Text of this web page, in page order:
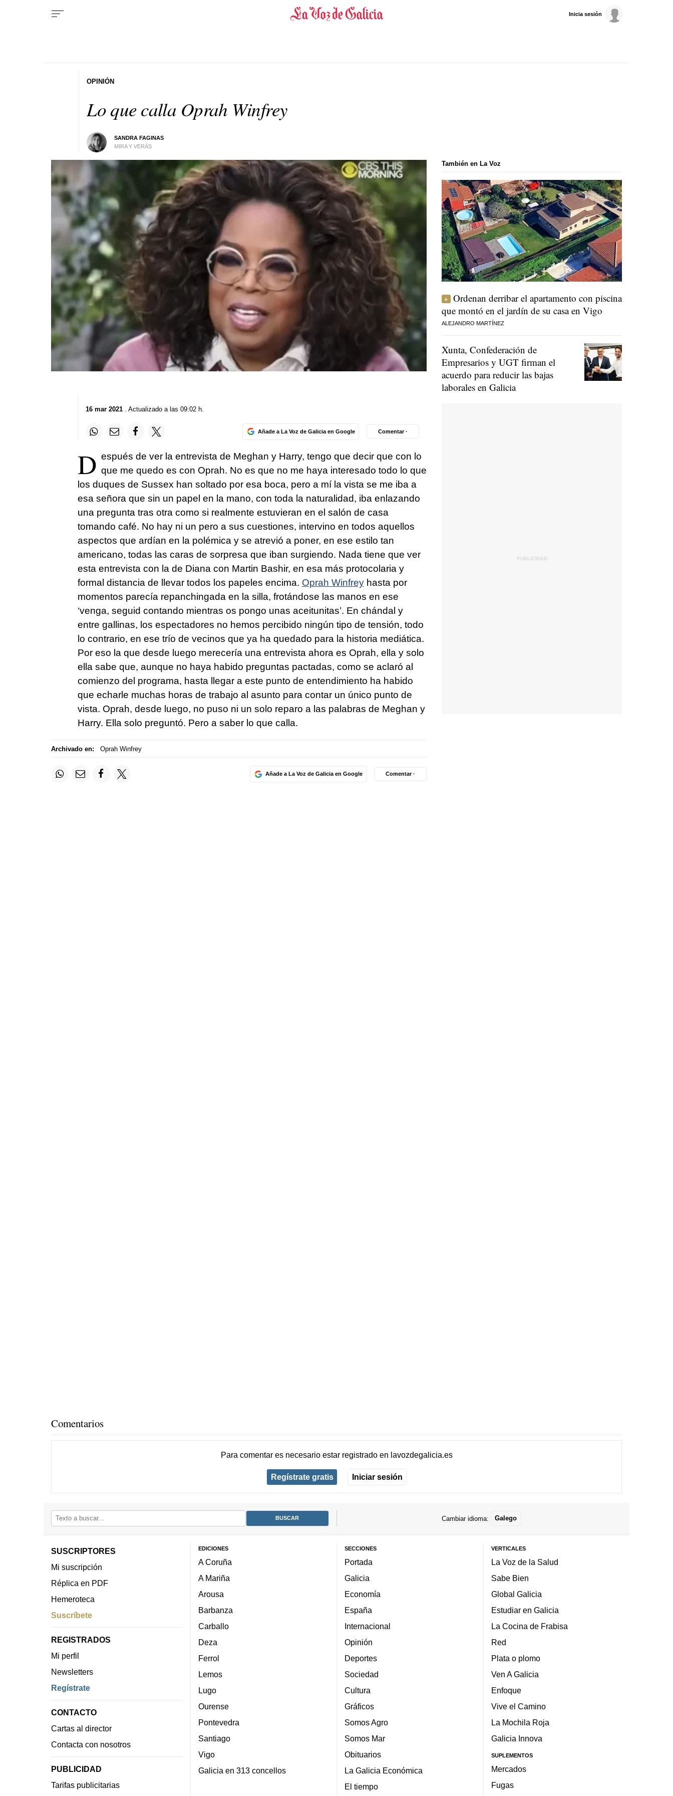
Inicia sesión
Lo que calla Oprah Winfrey
SANDRA FAGINAS
MIRA Y VERÁS
OPINIÓN
16 mar 2021. Actualizado a las 09:02 h.
Añade a La Voz de Galicia en Google Comentar ·
D espués de ver la entrevista de Meghan y Harry, tengo que decir que con lo
que me quedo es con Oprah. No es que no me haya interesado todo lo que
los duques de Sussex han soltado por esa boca, pero a mí la vista se me iba a
esa señora que sin un papel en la mano, con toda la naturalidad, iba enlazando
una pregunta tras otra como si realmente estuvieran en el salón de casa
tomando café. No hay ni un pero a sus cuestiones, intervino en todos aquellos
aspectos que ardían en la polémica y se atrevió a poner, en ese estilo tan
americano, todas las caras de sorpresa que iban surgiendo. Nada tiene que ver
esta entrevista con la de Diana con Martin Bashir, en esa más protocolaria y
formal distancia de llevar todos los papeles encima. Oprah Winfreyhasta por
momentos parecía repanchingada en la silla, frotándose las manos en ese
‘venga, seguid contando mientras os pongo unas aceitunitas’. En chándal y
entre gallinas, los espectadores no hemos percibido ningún tipo de tensión, todo
lo contrario, en ese trío de vecinos que ya ha quedado para la historia mediática.
Por eso la que desde luego merecería una entrevista ahora es Oprah, ella y solo
ella sabe que, aunque no haya habido preguntas pactadas, como se aclaró al
comienzo del programa, hasta llegar a este punto de entendimiento ha habido
que echarle muchas horas de trabajo al asunto para contar un único punto de
vista. Oprah, desde luego, no puso ni un solo reparo a las palabras de Meghan y
Harry. Ella solo preguntó. Pero a saber lo que calla.
Archivado en: Oprah Winfrey
Añade a La Voz de Galicia en Google Comentar ·
También en La Voz
Ordenan derribar el apartamento con piscina
que montó en el jardín de su casa en Vigo
ALEJANDRO MARTÍNEZ
Xunta, Confederación de
Empresarios y UGT firman el
acuerdo para reducir las bajas
laborales en Galicia
Comentarios
Para comentar es necesario estar registradoen lavozdegalicia.es
Regístrate gratis Iniciar sesión
Cambiar idioma: Galego
SUSCRIPTORES
Mi suscripción
Réplica en PDF
Hemeroteca
Suscríbete
REGISTRADOS
Mi perfil
Newsletters
Regístrate
CONTACTO
Cartas al director
Contacta con nosotros
PUBLICIDAD
Tarifas publicitarias
EDICIONES
A Coruña
A Mariña
Arousa
Barbanza
Carballo
Deza
Ferrol
Lemos
Lugo
Ourense
Pontevedra
Santiago
Vigo
Galicia en 313 concellos
SECCIONES
Portada
Galicia
Economía
España
Internacional
Opinión
Deportes
Sociedad
Cultura
Gráficos
Somos Agro
Somos Mar
Obituarios
La Galicia Económica
El tiempo
VERTICALES
La Voz de la Salud
Sabe Bien
Global Galicia
Estudiar en Galicia
La Cocina de Frabisa
Red
Plata o plomo
Ven A Galicia
Enfoque
Vive el Camino
La Mochila Roja
Galicia Innova
SUPLEMENTOS
Mercados
Fugas